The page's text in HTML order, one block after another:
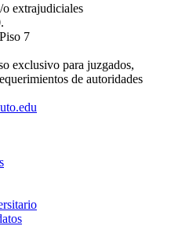
extrajudiciales
7
exclusivo para juzgados,
de autoridades